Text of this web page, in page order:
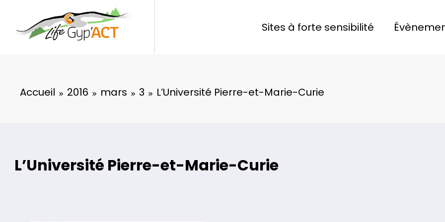
contenu
Sites à forte sensibilité
Accueil 2016 mars 3 L’Université Pierre-et-Marie-Curie
L’Université Pierre-et-Marie-Curie